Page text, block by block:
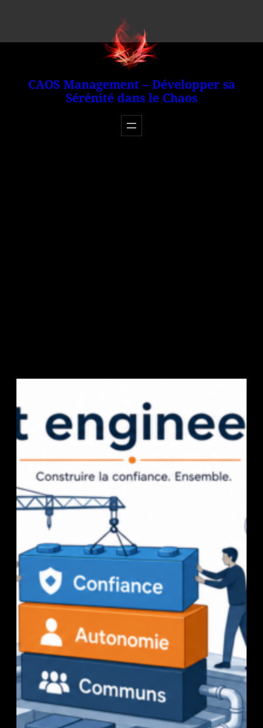
contenu
CAOS Management – Développer sa
Sérénité dans le Chaos